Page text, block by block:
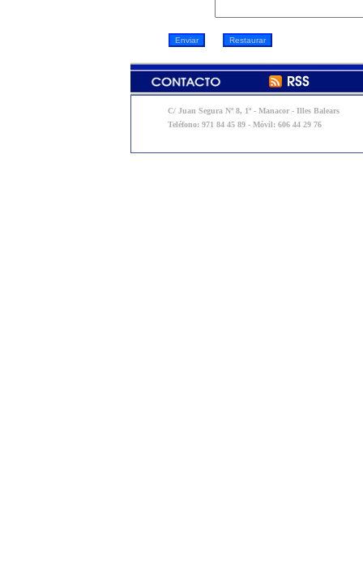
C/ Juan Segura Nº 8, 1º - Manacor - Illes Balears
Teléfono: 971 84 45 89 - Móvil: 606 44 29 76